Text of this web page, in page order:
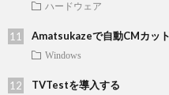
ハードウェア
Amatsukazeで自動CMカッ
Windows
TVTestを導入する